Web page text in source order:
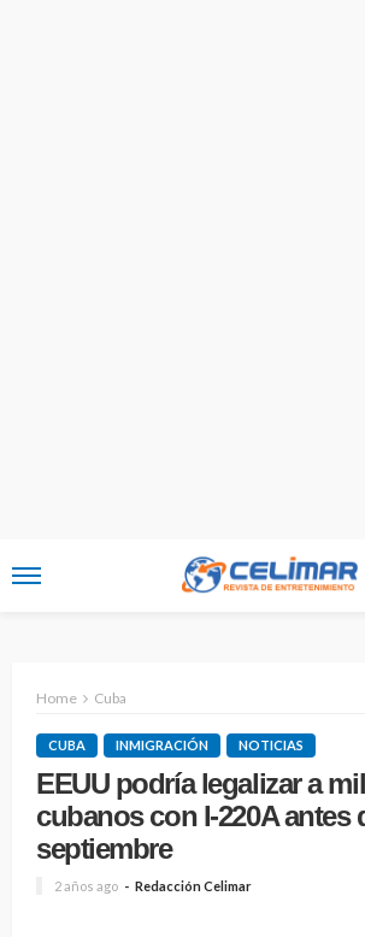
Home Cuba
CUBA INMIGRACIÓN NOTICIAS
EEUU podría legalizar a
cubanos con I-220A antes
septiembre
2 años ago Redacción Celimar